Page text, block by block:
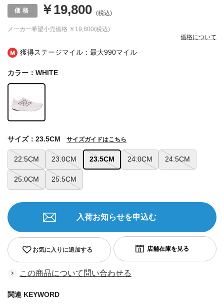
獲得ステージマイル：最大990マイル
メーカー希望小売価格 ￥19,800(税込)
￥19,800 (税込)
価格について
カラー：WHITE
22.5CM 23.0CM 23.5CM 24.0CM 24.5CM
25.0CM 25.5CM
サイズ：23.5CM サイズガイドはこちら
お気に入りに追加する
入荷お知らせを申込む
この商品について問い合わせる
関連 KEYWORD